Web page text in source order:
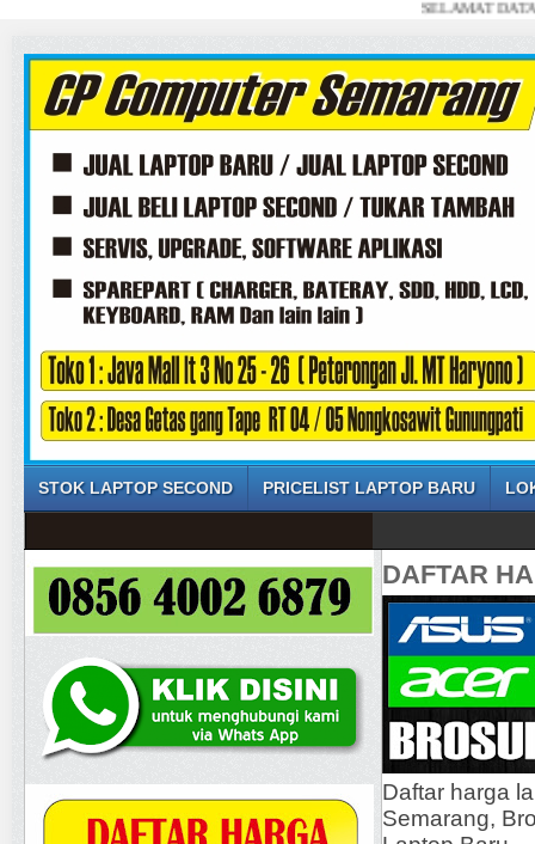
SELAMAT DATANG
STOK LAPTOP SECOND PRICELIST LAPTOP BARU
DAFTAR
Daftar harga
Semarang,